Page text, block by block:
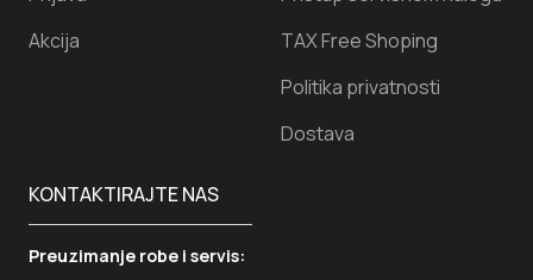
TAX Free Shoping
Politika privatnosti
Dostava
KONTAKTIRAJTE NAS
Preuzimanje robe i servis:
Akcija